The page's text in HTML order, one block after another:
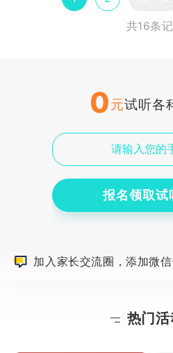
共16条
0元试听各
报名领取试
加入家长交流圈，添加微
热门